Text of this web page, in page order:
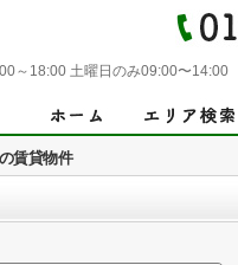
～18:00 土曜日のみ09:00〜14:00
賃貸物件